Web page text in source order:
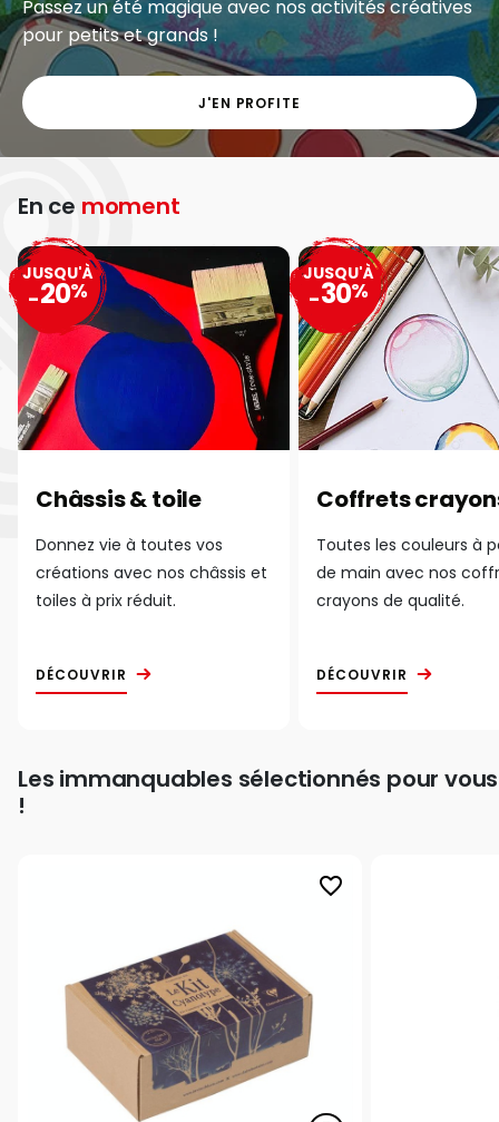
Passez un été magique avec nos activités créatives
pour petits et grands !
J'EN PROFITE
En ce moment
Châssis & toile
Donnez vie à toutes vos
créations avec nos châssis et
toiles à prix réduit.
DÉCOUVRIR
JUSQU'À
-20%
Coffrets
Toutes les couleurs à
de main avec nos
crayons de qualité.
DÉCOUVRIR
JUSQU'À
-30%
Les immanquables sélectionnés pour vous
!
favorite_border